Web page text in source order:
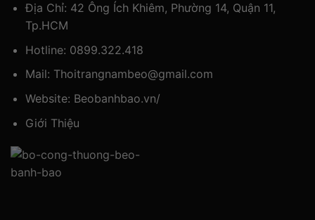
Địa Chỉ: 42 Ông Ích Khiêm, Phường 14, Quận 11,
Tp.HCM
Hotline: 0899.322.418
Mail: Thoitrangnambeo@gmail.com
Website: Beobanhbao.vn/
Giới Thiệu